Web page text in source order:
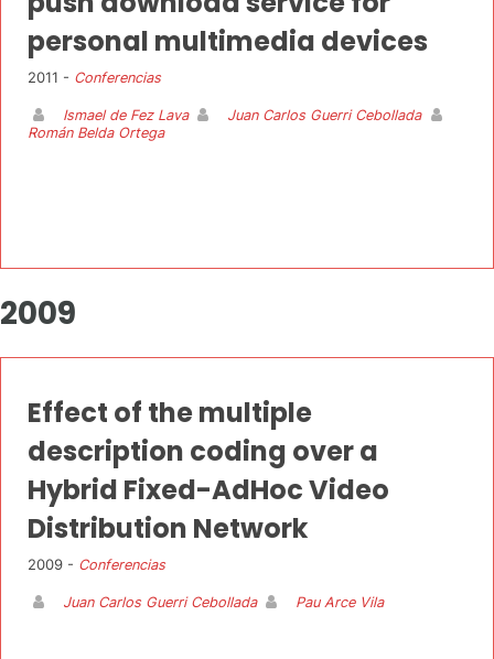
personal multimedia devices
2011 - Conferencias
Ismael de Fez Lava
Juan Carlos Guerri Cebollada
Román Belda Ortega
2009
Effect of the multiple
description coding over a
Hybrid Fixed-AdHoc Video
Distribution Network
2009 - Conferencias
Juan Carlos Guerri Cebollada Pau Arce Vila